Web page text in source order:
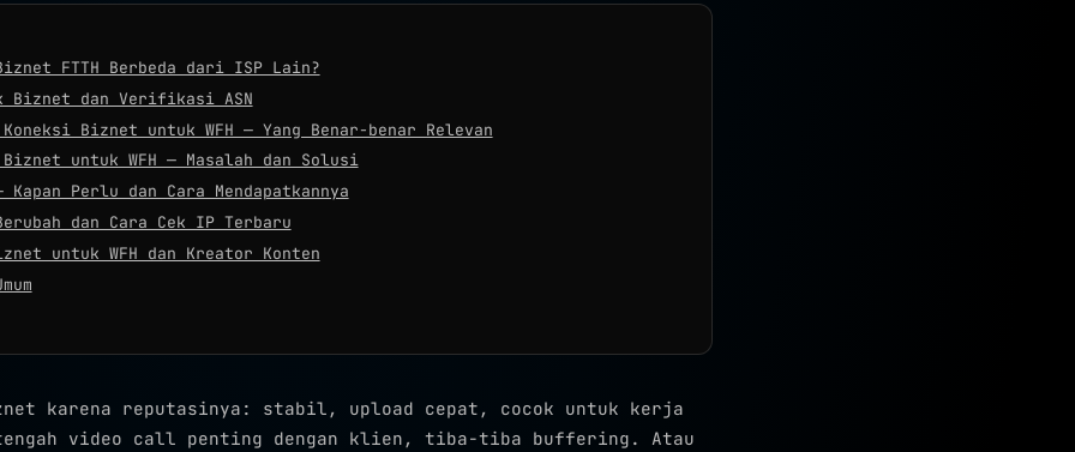
FTTH Berbeda dari ISP Lain?
Biznet dan Verifikasi ASN
Biznet untuk WFH — Yang Benar-benar Relevan
untuk WFH — Masalah dan Solusi
Perlu dan Cara Mendapatkannya
dan Cara Cek IP Terbaru
untuk WFH dan Kreator Konten
karena reputasinya: stabil, upload cepat, cocok untuk kerja
video call penting dengan klien, tiba-tiba buffering. Atau